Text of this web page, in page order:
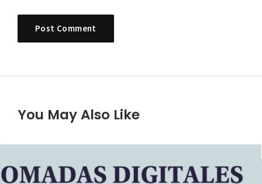
You May Also Like